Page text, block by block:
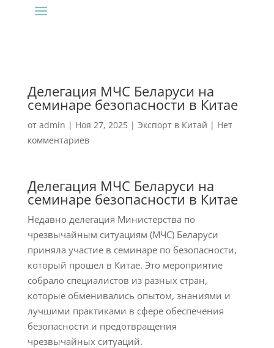
Делегация МЧС Беларуси на
семинаре безопасности в Китае
от admin | Ноя 27, 2025| Экспорт в Китай | Нет
комментариев
Делегация МЧС Беларуси на
семинаре безопасности в Китае
Недавно делегация Министерства по
чрезвычайным ситуациям (МЧС) Беларуси
приняла участие в семинаре по безопасности,
который прошел в Китае. Это мероприятие
собрало специалистов из разных стран,
которые обменивались опытом, знаниями и
лучшими практиками в сфере обеспечения
безопасности и предотвращения
чрезвычайных ситуаций.